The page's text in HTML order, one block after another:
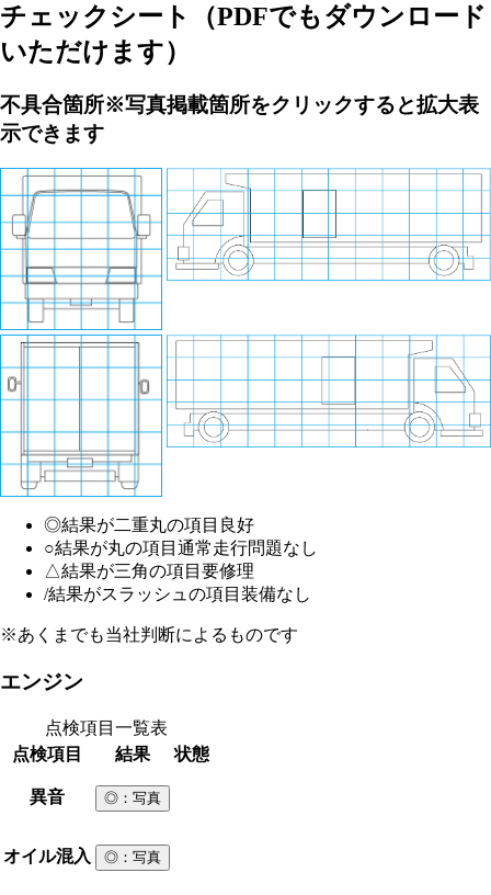
チェックシート
（PDFでもダウンロード
いただけます）
不具合箇所※写真掲載箇所をクリックすると拡大表
示できます
◎結果が二重丸の項目 良好
○結果が丸の項目 通常走行問題なし
△結果が三角の項目 要修理
/結果がスラッシュの項目 装備なし
※あくまでも当社判断によるものです
エンジン
点検項目一覧表
点検項目
結果 状態
異音 ◎ ：写真
オイル混入 ◎ ：写真